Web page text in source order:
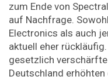
zum Ende von
auf Nachfrage.
Electronics als auch
aktuell eher
gesetzlich
Deutschland erhöhten